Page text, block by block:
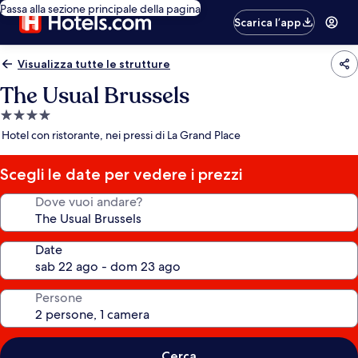
Passa alla sezione principale della pagina
Scarica l’app
Visualizza tutte le strutture
The Usual Brussels
Struttura
a
stelle
Hotel con ristorante, nei pressi di La Grand Place
Scegli le date per vedere i prezzi
Dove vuoi andare?
Date
Persone